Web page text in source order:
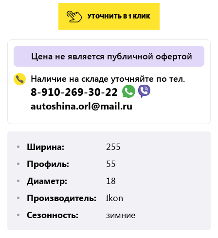
УТОЧНИТЬ В 1 КЛИК
Цена не является публичной офертой
Наличие на складе уточняйте по тел.
8-910-269-30-22
autoshina.orl@mail.ru
Ширина:
255
Профиль:
55
Диаметр:
18
Производитель:
Ikon
Сезонность:
зимние